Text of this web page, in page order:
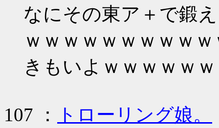
なにその東ア＋で鍛
ｗｗｗｗｗｗｗｗｗｗ
きもいよｗｗｗｗｗ
107 ： トローリング娘。